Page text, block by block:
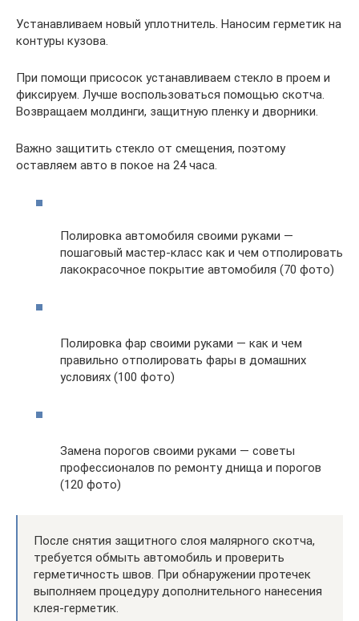
Устанавливаем новый уплотнитель. Наносим герметик на
контуры кузова.
При помощи присосок устанавливаем стекло в проем и
фиксируем. Лучше воспользоваться помощью скотча.
Возвращаем молдинги, защитную пленку и дворники.
Важно защитить стекло от смещения, поэтому
оставляем авто в покое на 24 часа.
Полировка автомобиля своими руками —
пошаговый мастер-класс как и чем отполировать
лакокрасочное покрытие автомобиля (70 фото)
Полировка фар своими руками — как и чем
правильно отполировать фары в домашних
условиях (100 фото)
Замена порогов своими руками — советы
профессионалов по ремонту днища и порогов
(120 фото)
После снятия защитного слоя малярного скотча,
требуется обмыть автомобиль и проверить
герметичность швов. При обнаружении протечек
выполняем процедуру дополнительного нанесения
клея-герметик.